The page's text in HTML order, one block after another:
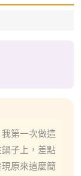
第一次做這
子上，差點
原來這麼簡